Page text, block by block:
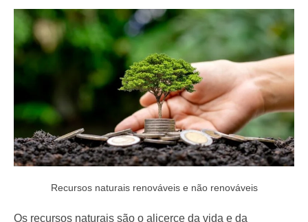
d
n
Recursos naturais renováveis e não renováveis
Os recursos naturais são o alicerce da vida e da